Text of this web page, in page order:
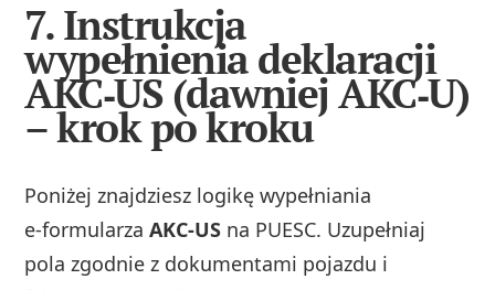
7. Instrukcja
wypełnienia deklaracji
AKC‑US (dawniej AKC‑U)
– krok po kroku
Poniżej znajdziesz logikę wypełniania
e‑formularzaAKC‑US na PUESC. Uzupełniaj
pola zgodnie z dokumentami pojazdu i